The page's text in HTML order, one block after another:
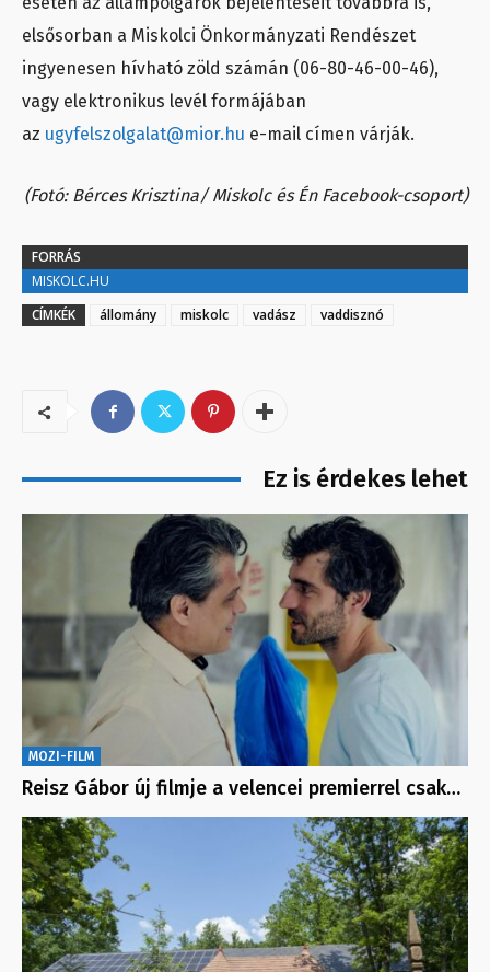
elsősorban a Miskolci Önkormányzati Rendészet
ingyenesen hívható zöld számán (06-80-46-00-46),
vagy elektronikus levél formájában
az ugyfelszolgalat@mior.hu e-mail címen várják.
(Fotó: Bérces Krisztina/ Miskolc és Én Facebook-csoport)
FORRÁS
MISKOLC.HU
CÍMKÉK
állomány miskolc vadász vaddisznó
Ez is érdekes lehet
MOZI-FILM
Reisz Gábor új filmje a velencei premierrel csak…